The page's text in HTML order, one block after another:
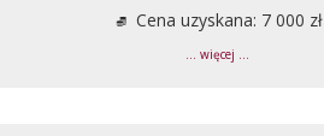
Cena uzyskana: 7 000 zł
... więcej ...